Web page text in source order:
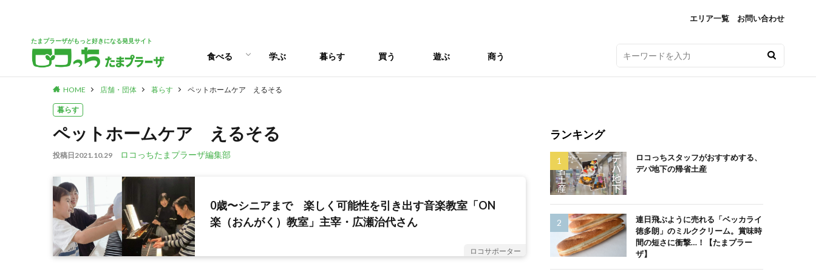
エリア一覧 お問い合わせ
たまプラーザがもっと好きになる発見サイト
食べる
パン
スイーツ
ランチ
カフェ
学ぶ 暮らす 買う 遊ぶ 商う
HOME 店舗・団体 暮らす ペットホームケア えるそる
暮らす
ペットホームケア えるそる
投稿日2021.10.29 ロコっちたまプラーザ編集部
0歳〜シニアまで 楽しく可能性を引き出す音楽教室「ON
楽（おんがく）教室」主宰・広瀬治代さん
ロコサポーター
ランキング
ロコっちスタッフがおすすめする、
デパ地下の帰省土産
連日飛ぶように売れる「ベッカライ
徳多朗」のミルククリーム。賞味時
間の短さに衝撃…！【たまプラー
ザ】